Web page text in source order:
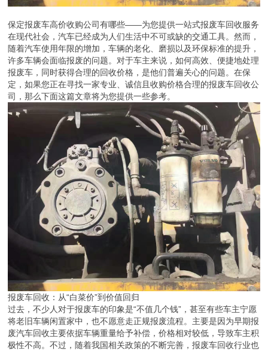
保定报废车高价收购公司有哪些——为您提供一站式报废车回收服务
在现代社会，汽车已经成为人们生活中不可或缺的交通工具。然而，
随着汽车使用年限的增加，车辆的老化、磨损以及环保标准的提升，
许多车辆会面临报废的问题。对于车主来说，如何高效、便捷地处理
报废车，同时获得合理的回收价格，是他们普遍关心的问题。在保
定，如果您正在寻找一家专业、诚信且收购价格合理的报废车回收公
司，那么下面这篇文章将为您提供一些参考。
报废车回收：从“白菜价”到价值回归
过去，不少人对于报废车的印象是“不值几个钱”，甚至有些车主宁愿
将老旧车辆闲置家中，也不愿意走正规报废流程。主要是因为早期报
废汽车回收主要依据车辆重量给予补偿，价格相对较低，导致车主积
极性不高。不过，随着我国相关政策的不断完善，报废车回收行业也